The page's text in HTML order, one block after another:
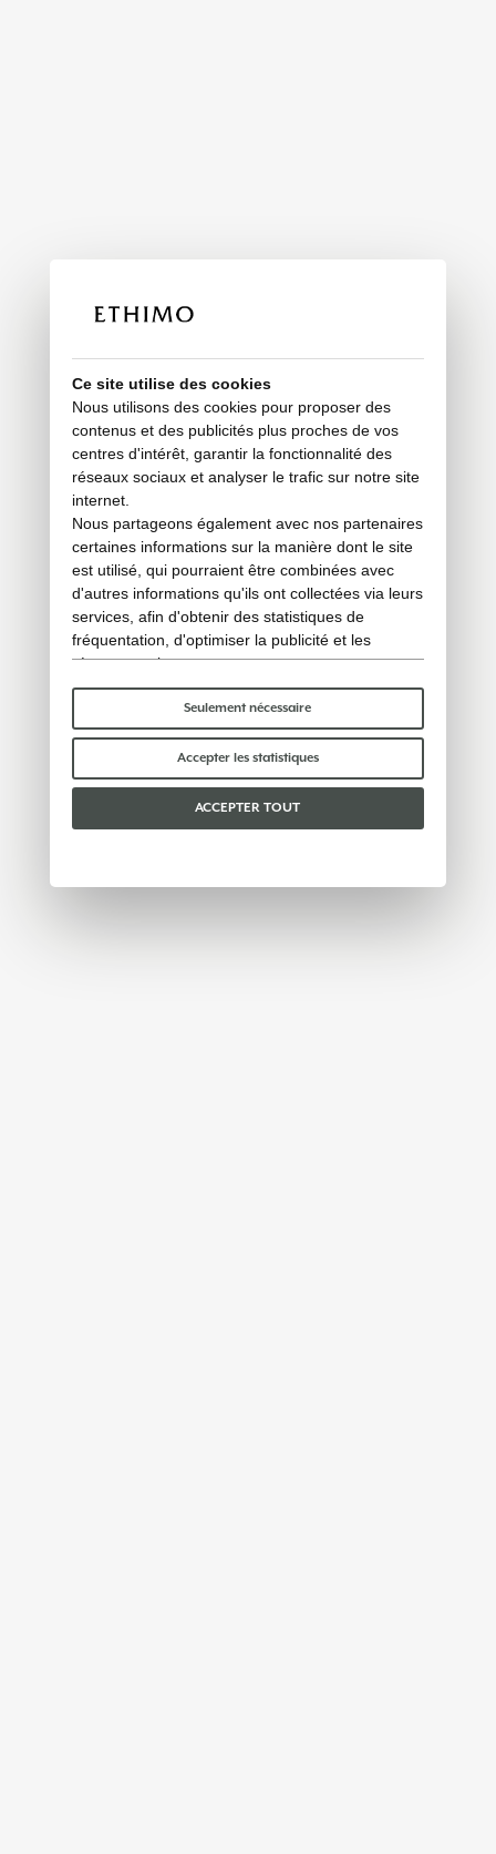
Ce site utilise des cookies
Nous utilisons des cookies pour proposer des
contenus et des publicités plus proches de vos
centres d'intérêt, garantir la fonctionnalité des
réseaux sociaux et analyser le trafic sur notre site
internet.
Nous partageons également avec nos partenaires
certaines informations sur la manière dont le site
est utilisé, qui pourraient être combinées avec
d'autres informations qu'ils ont collectées via leurs
services, afin d'obtenir des statistiques de
fréquentation, d'optimiser la publicité et les
réseaux sociaux.
Certains cookies « techniques » sont
indispensables au bon fonctionnement du site et
ne traitent ni ne partagent aucune donnée
personnelle avec des tiers. Pour en savoir plus,
vous pouvez consulter notrepolitique en matière
Veuillez choisir les cookies que vous acceptez :
Seulement nécessaire
Accepter les statistiques
ACCEPTER TOUT